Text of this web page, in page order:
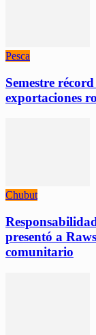
Pesca
Semestre
exportaciones
Chubut
presentó a
comunitario